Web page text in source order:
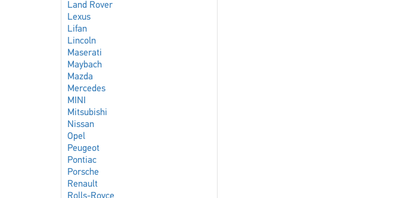
Land Rover
Lexus
Lifan
Lincoln
Maserati
Maybach
Mazda
Mercedes
MINI
Mitsubishi
Nissan
Opel
Peugeot
Pontiac
Porsche
Renault